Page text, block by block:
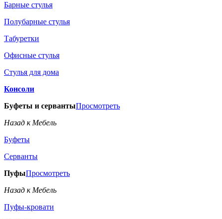
Барные стулья
Полубарные стулья
Табуретки
Офисные стулья
Стулья для дома
Консоли
Буфеты и сервантыПросмотреть
Назад к Мебель
Буфеты
Серванты
ПуфыПросмотреть
Назад к Мебель
Пуфы-кровати